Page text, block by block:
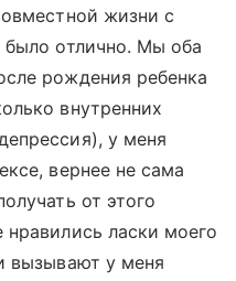
жизни с
отлично. Мы оба
рождения ребенка
внутренних
у меня
вернее не сама
от этого
ласки моего
вызывают у меня